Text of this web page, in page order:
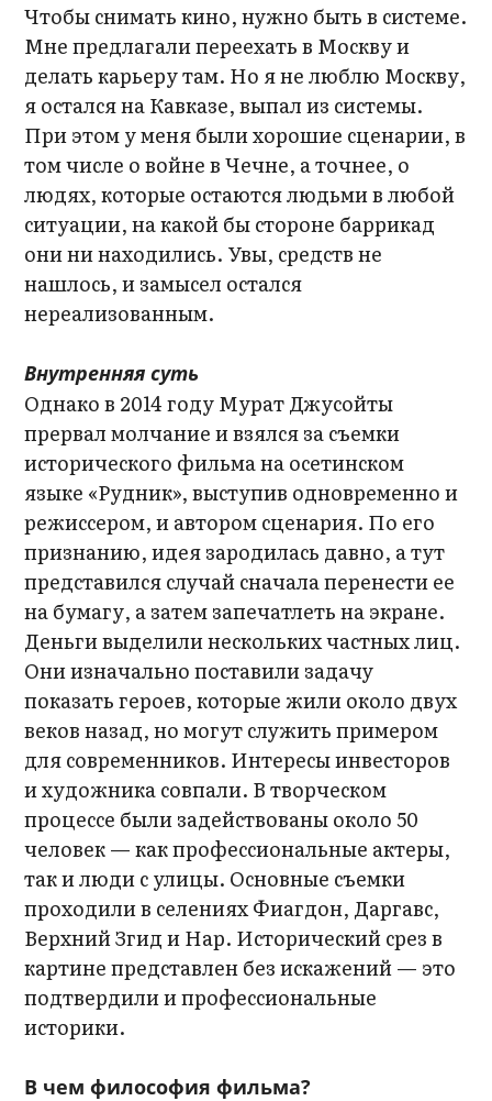
Чтобы снимать кино, нужно быть в системе.
Мне предлагали переехать в Москву и
делать карьеру там. Но я не люблю Москву,
я остался на Кавказе, выпал из системы.
При этом у меня были хорошие сценарии, в
том числе о войне в Чечне, а точнее, о
людях, которые остаются людьми в любой
ситуации, на какой бы стороне баррикад
они ни находились. Увы, средств не
нашлось, и замысел остался
нереализованным.
Внутренняя суть
Однако в 2014 году Мурат Джусойты
прервал молчание и взялся за съемки
исторического фильма на осетинском
языке «Рудник», выступив одновременно и
режиссером, и автором сценария. По его
признанию, идея зародилась давно, а тут
представился случай сначала перенести ее
на бумагу, а затем запечатлеть на экране.
Деньги выделили нескольких частных лиц.
Они изначально поставили задачу
показать героев, которые жили около двух
веков назад, но могут служить примером
для современников. Интересы инвесторов
и художника совпали. В творческом
процессе были задействованы около 50
человек — как профессиональные актеры,
так и люди с улицы. Основные съемки
проходили в селениях Фиагдон, Даргавс,
Верхний Згид и Нар. Исторический срез в
картине представлен без искажений — это
подтвердили и профессиональные
историки.
В чем философия фильма?